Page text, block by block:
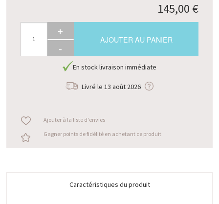
145,00 €
+
-
AJOUTER AU PANIER
En stock livraison immédiate
Livré le 13 août 2026
Ajouter à la liste d'envies
Gagner points de fidélité en achetant ce produit
Caractéristiques du produit